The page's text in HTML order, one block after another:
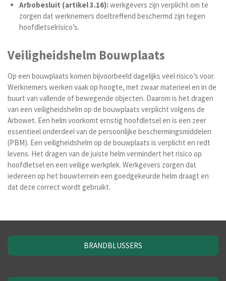
Arbobesluit (artikel 3.16):werkgevers zijn verplicht om te
zorgen dat werknemers doeltreffend beschermd zijn tegen
hoofdletselrisico’s.
Veiligheidshelm Bouwplaats
Op een bouwplaats komen bijvoorbeeld dagelijks veel risico’s voor.
Werknemers werken vaak op hoogte, met zwaar materieel en in de
buurt van vallende of bewegende objecten. Daarom is het dragen
van een veiligheidshelm op de bouwplaats verplicht volgens de
Arbowet. Een helm voorkomt ernstig hoofdletsel en is een zeer
essentieel onderdeel van de persoonlijke beschermingsmiddelen
(PBM). Een veiligheidshelm op de bouwplaats is verplicht en redt
levens. Het dragen van de juiste helm vermindert het risico op
hoofdletsel en een veilige werkplek. Werkgevers zorgen dat
iedereen op het bouwterrein een goedgekeurde helm draagt en
dat deze correct wordt gebruikt.
BRANDBLUSSERS